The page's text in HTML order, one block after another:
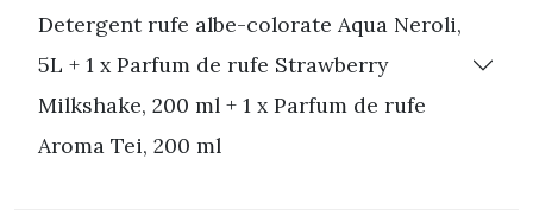
Detergent rufe albe-colorate Aqua Neroli,
5L + 1 x Parfum de rufe Strawberry
Milkshake, 200 ml + 1 x Parfum de rufe
Aroma Tei, 200 ml